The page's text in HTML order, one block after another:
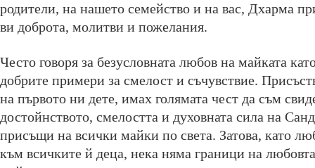
родители, на нашето семейство и на вас, Дхарма
ви доброта, молитви и пожелания.
Често говоря за безусловната любов на майката
добрите примери за смелост и съчувствие.
на първото ни дете, имах голямата чест да съм
достойнството, смелостта и духовната сила на
присъщи на всички майки по света. Затова, като
към всичките й деца, нека няма граници на